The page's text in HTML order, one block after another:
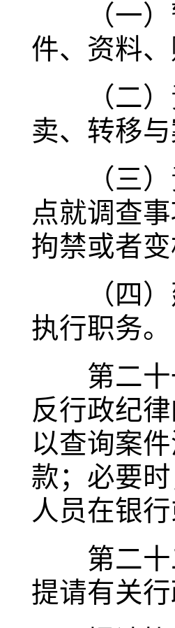
（一）暂
件、资料
（二）责
卖、转移
（三）责
点就调查
拘禁或者变
（四）建
执行职务。
第二十
反行政纪
以查询案
款；必要
人员在银
第二十
提请有关